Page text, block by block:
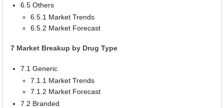
6.5 Others
6.5.1 Market Trends
6.5.2 Market Forecast
7 Market Breakup by Drug Type
7.1 Generic
7.1.1 Market Trends
7.1.2 Market Forecast
7.2 Branded